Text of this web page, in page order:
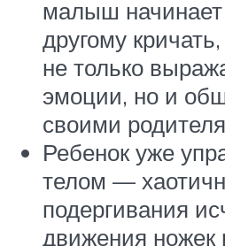
малыш
другому
не только
эмоции, но и
своими
Ребенок уже
телом —
подергивания
движения ножек